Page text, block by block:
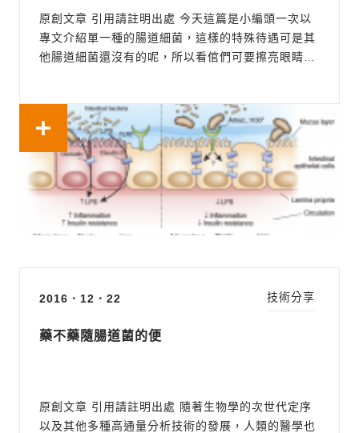
原創文章 引用請註明出處 今天這篇是小編頭一次以
專文介紹單一種的腸道細菌，這樣的特殊待遇可是其
他腸道細菌還沒有的呢，所以看倌們可要擦亮眼睛，
muciniphila)，最親民的維基百科上可以找到牠的基
本資料： (1) 絕對厭氧的革蘭氏陰性菌...
2016．12．22
藥不藥隨腸道菌的便
原創文章 引用請註明出處 隨著生物學的次世代定序
以及其他多種高通量分析技術的發展，人類的醫學也
技術分享